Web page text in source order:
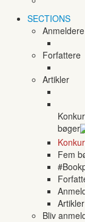
SECTIONS
Anmeldere
Forfattere
Artikler
bøger
Fem
Artikler
Bliv